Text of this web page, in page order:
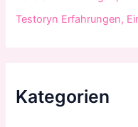
Testoryn Erfahrungen,
Kategorien